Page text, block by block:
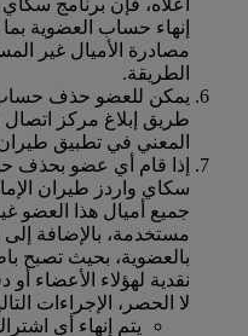
إنهاء حساب العضوية
مصادرة الأميال غير
الطريقة.
يمكن للعضو حذف
طريق إبلاغ مركز اتصال
المعني في تطبيق
إذا قام أي عضو بحذف
سكاي واردز طيران
جميع أميال هذا العضو
مستخدمة، بالإضافة إلى
بالعضوية، بحيث تصبح
نقدية لهؤلاء الأعضاء
لا الحصر، الإجراءات
يتم إنهاء أي